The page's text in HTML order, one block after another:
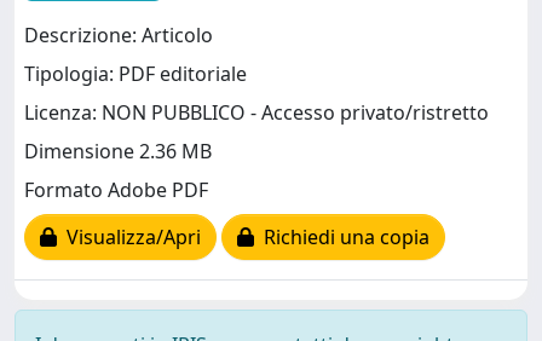
Descrizione: Articolo
Tipologia: PDF editoriale
Licenza: NON PUBBLICO - Accesso privato/ristretto
Dimensione 2.36 MB
Formato Adobe PDF
Visualizza/Apri
Richiedi una copia